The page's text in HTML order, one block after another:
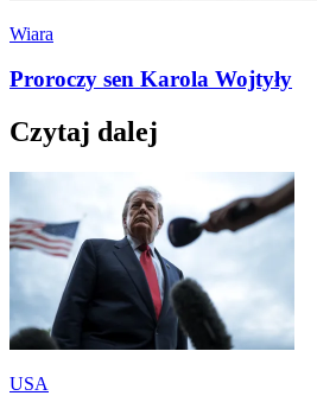
Wiara
Proroczy sen Karola Wojtyły
Czytaj dalej
USA